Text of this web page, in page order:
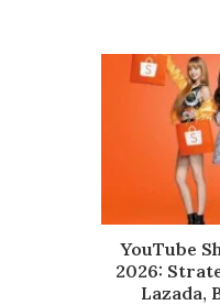
YouTube
2026:
Lazada,